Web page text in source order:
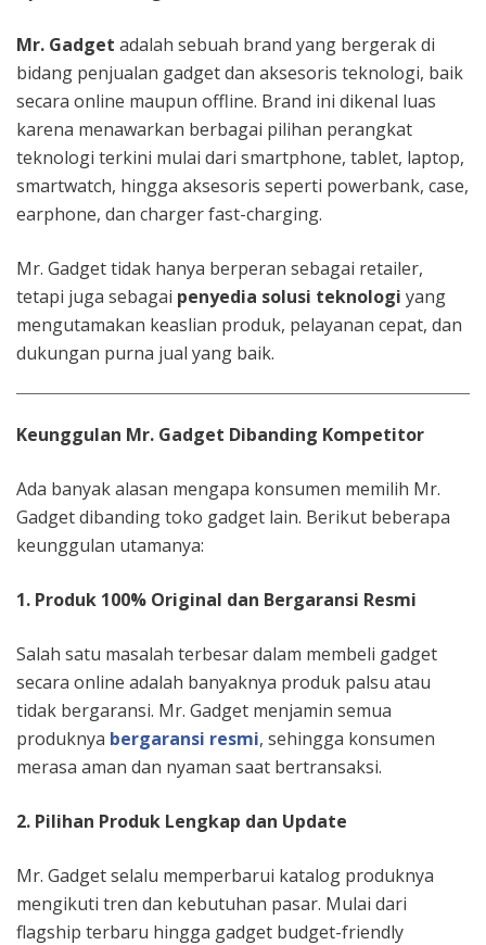
Mr. Gadget adalah sebuah brand yang bergerak di
bidang penjualan gadget dan aksesoris teknologi, baik
secara online maupun offline. Brand ini dikenal luas
karena menawarkan berbagai pilihan perangkat
teknologi terkini mulai dari smartphone, tablet, laptop,
smartwatch, hingga aksesoris seperti powerbank, case,
earphone, dan charger fast-charging.
Mr. Gadget tidak hanya berperan sebagai retailer,
tetapi juga sebagai penyedia solusi teknologi yang
mengutamakan keaslian produk, pelayanan cepat, dan
dukungan purna jual yang baik.
Keunggulan Mr. Gadget Dibanding Kompetitor
Ada banyak alasan mengapa konsumen memilih Mr.
Gadget dibanding toko gadget lain. Berikut beberapa
keunggulan utamanya:
1. Produk 100% Original dan Bergaransi Resmi
Salah satu masalah terbesar dalam membeli gadget
secara online adalah banyaknya produk palsu atau
tidak bergaransi. Mr. Gadget menjamin semua
produknya bergaransi resmi, sehingga konsumen
merasa aman dan nyaman saat bertransaksi.
2. Pilihan Produk Lengkap dan Update
Mr. Gadget selalu memperbarui katalog produknya
mengikuti tren dan kebutuhan pasar. Mulai dari
flagship terbaru hingga gadget budget-friendly